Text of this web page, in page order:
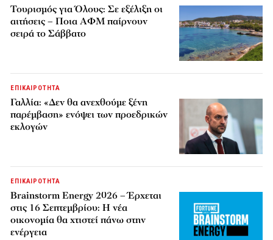
Τουρισμός για Όλους: Σε εξέλιξη οι
αιτήσεις – Ποια ΑΦΜ παίρνουν
σειρά το Σάββατο
ΕΠΙΚΑΙΡΟΤΗΤΑ
Γαλλία: «Δεν θα ανεχθούμε ξένη
παρέμβαση» ενόψει των προεδρικών
εκλογών
ΕΠΙΚΑΙΡΟΤΗΤΑ
Brainstorm Energy 2026 – Έρχεται
στις 16 Σεπτεμβρίου: Η νέα
οικονομία θα χτιστεί πάνω στην
ενέργεια